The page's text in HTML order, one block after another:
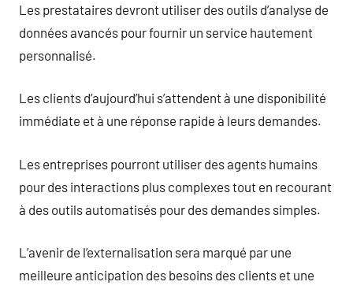
Les prestataires devront utiliser des outils d’analyse de
données avancés pour fournir un service hautement
personnalisé.
Les clients d’aujourd’hui s’attendent à une disponibilité
immédiate et à une réponse rapide à leurs demandes.
Les entreprises pourront utiliser des agents humains
pour des interactions plus complexes tout en recourant
à des outils automatisés pour des demandes simples.
L’avenir de l’externalisation sera marqué par une
meilleure anticipation des besoins des clients et une